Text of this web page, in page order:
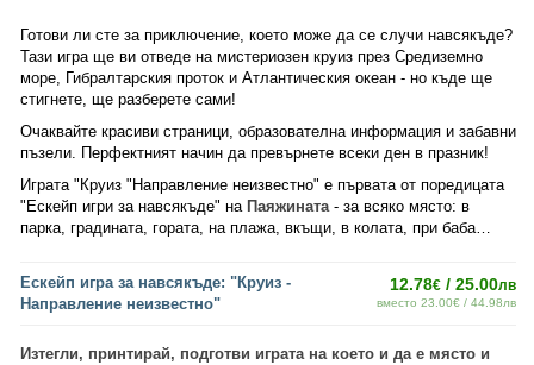
Готови ли сте за приключение, което може да се случи навсякъде?
Тази игра ще ви отведе на мистериозен круиз през Средиземно
море, Гибралтарския проток и Атлантическия океан - но къде ще
стигнете, ще разберете сами!
Очаквайте красиви страници, образователна информация и забавни
пъзели. Перфектният начин да превърнете всеки ден в празник!
Играта "Круиз "Направление неизвестно" е първата от поредицата
"Ескейп игри за навсякъде" на Паяжината- за всяко място: в
парка, градината, гората, на плажа, вкъщи, в колата, при баба…
Ескейп игра за навсякъде: "Круиз -
Направление неизвестно"
12.78€ / 25.00лв
вместо 23.00€ / 44.98лв
Изтегли, принтирай, подготви играта на което и да е място и